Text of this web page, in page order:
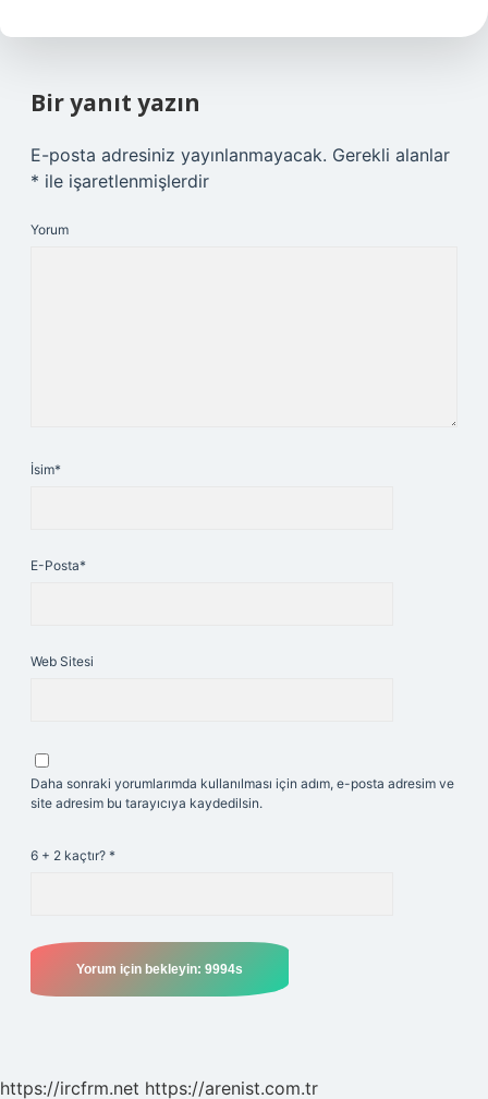
Bir yanıt yazın
E-posta adresiniz yayınlanmayacak. Gerekli alanlar
* ile işaretlenmişlerdir
Yorum
İsim*
E-Posta*
Web Sitesi
Daha sonraki yorumlarımda kullanılması için adım, e-posta adresim ve
site adresim bu tarayıcıya kaydedilsin.
6 + 2 kaçtır? *
https://ircfrm.net https://arenist.com.tr